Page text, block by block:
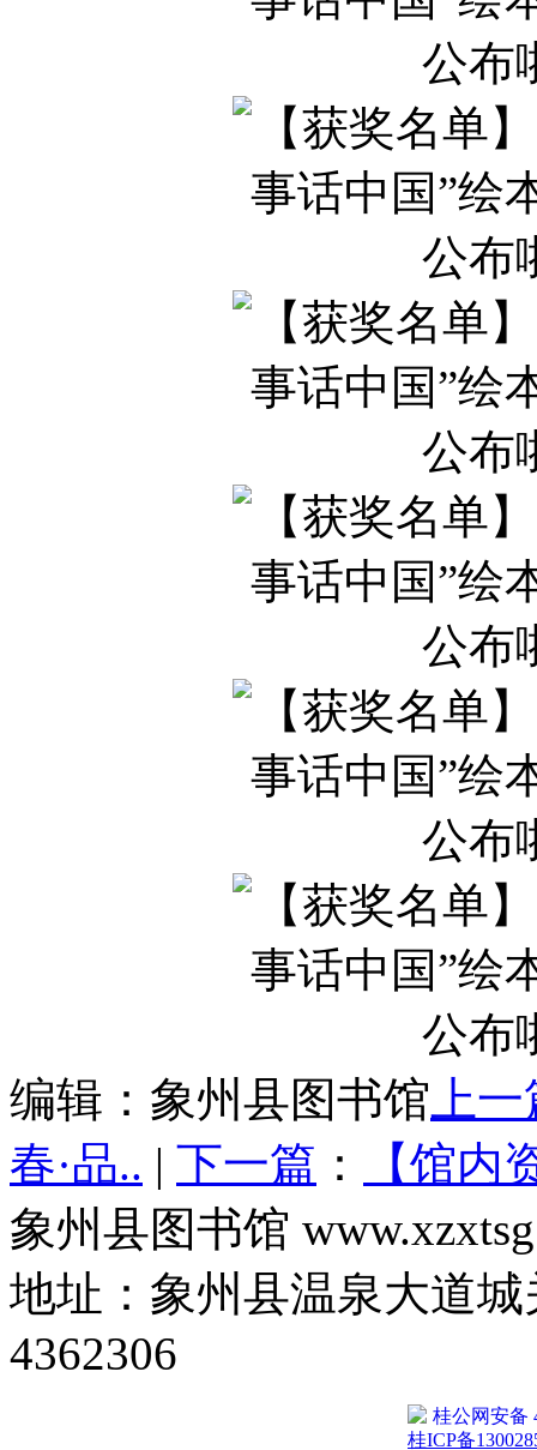
编辑：象州县图书馆 上
春·品.. | 下一篇 ：
【馆内
象州县图书馆
地址：象州县温泉大道
4362306
桂公网安备
桂ICP备